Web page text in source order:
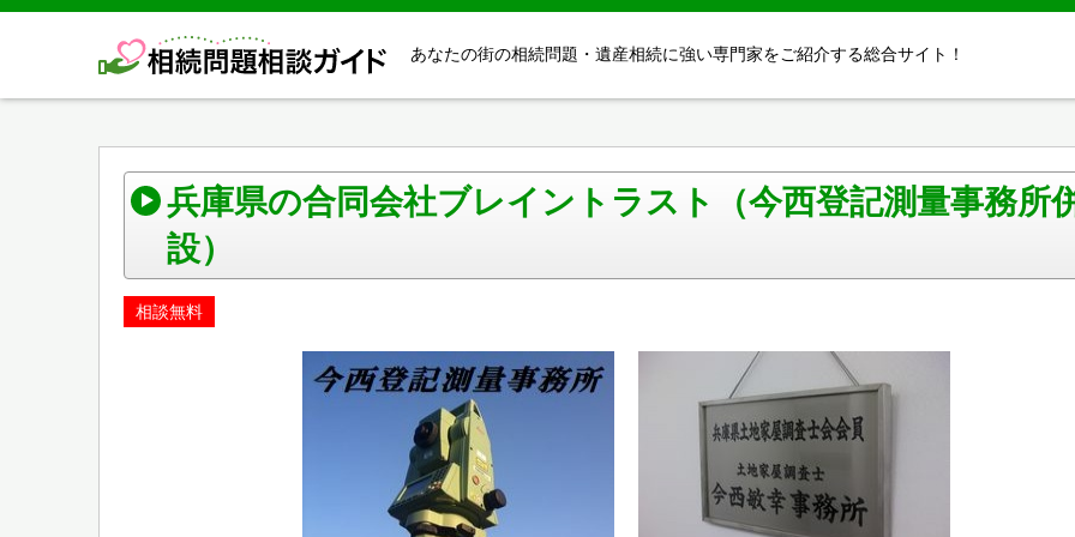
あなたの街の相続問題・遺産相続に強い専門家をご紹介する総合サイト！
兵庫県の合同会社ブレイントラスト（今西登記測量事務所
設）
相談無料